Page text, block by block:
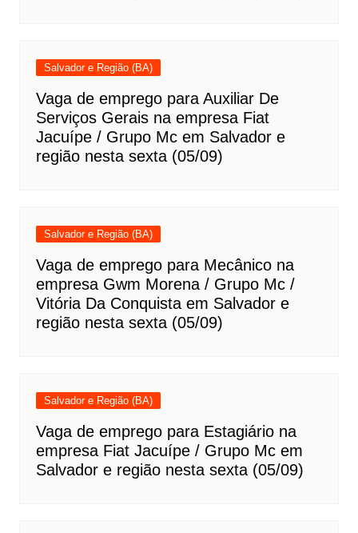
Salvador e Região (BA)
Vaga de emprego para Auxiliar De
Serviços Gerais na empresa Fiat
Jacuípe / Grupo Mc em Salvador e
região nesta sexta (05/09)
Salvador e Região (BA)
Vaga de emprego para Mecânico na
empresa Gwm Morena / Grupo Mc /
Vitória Da Conquista em Salvador e
região nesta sexta (05/09)
Salvador e Região (BA)
Vaga de emprego para Estagiário na
empresa Fiat Jacuípe / Grupo Mc em
Salvador e região nesta sexta (05/09)